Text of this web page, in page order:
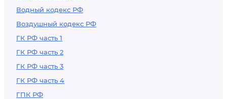
Водный кодекс РФ
Воздушный кодекс РФ
ГК РФ часть 1
ГК РФ часть 2
ГК РФ часть 3
ГК РФ часть 4
ГПК РФ